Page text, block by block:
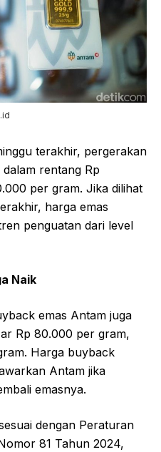
terakhir, pergerakan
rentang Rp
per gram. Jika dilihat
harga emas
penguatan dari level
Naik
emas Antam juga
Rp 80.000 per gram,
Harga buyback
Antam jika
emasnya.
dengan Peraturan
81 Tahun 2024,